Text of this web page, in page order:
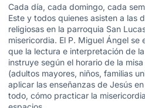
Cada día, cada domingo, cada
Este y todos quienes asisten a las
religiosas en la parroquia San
misericordia. El P. Miguel Ángel
que la lectura e interpretación de
instruye según el horario de la
(adultos mayores, niños, familias
aplicar las enseñanzas de Jesús
todo, cómo practicar la